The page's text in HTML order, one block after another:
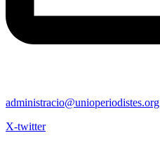
administracio@unioperiodistes.org
X-twitter